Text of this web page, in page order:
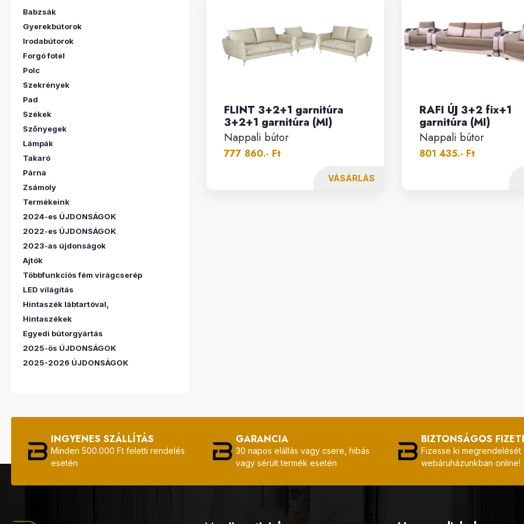
FLINT 3+2+1 garnitúra
3+2+1 garnitúra (MI)
Nappali bútor
777 860.- Ft
VÁSÁRLÁS
RAFI ÚJ 3+2 fix+1
garnitúra (MI)
Nappali bútor
801 435.- Ft
Babzsák
Gyerekbútorok
Irodabútorok
Forgó fotel
Polc
Szekrények
Pad
Székek
Szőnyegek
Lámpák
Takaró
Párna
Zsámoly
Termékeink
2024-es ÚJDONSÁGOK
2022-es ÚJDONSÁGOK
2023-as újdonságok
Ajtók
Többfunkciós fém virágcserép
LED világítás
Hintaszék lábtartóval,
Hintaszékek
Egyedi bútorgyártás
2025-ös ÚJDONSÁGOK
2025-2026 ÚJDONSÁGOK
INGYENES SZÁLLÍTÁS
Minden 500.000 Ft feletti rendelés
esetén
GARANCIA
30 napos elállás vagy csere, hibás
vagy sérült termék esetén
BIZTONSÁGOS
Fizesse ki megrendelését
webáruházunkban online!